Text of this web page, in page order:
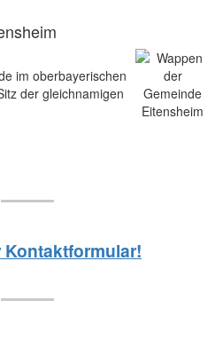
im oberbayerischen
der gleichnamigen